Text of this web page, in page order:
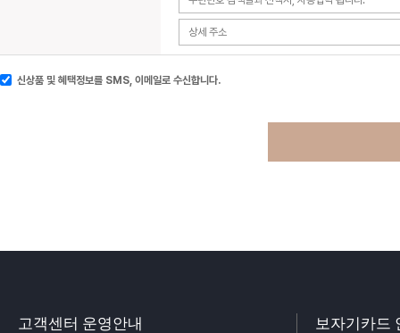
신상품 및 혜택정보를 SMS, 이메일로 수신합니다.
고객센터 운영안내 보자기카드